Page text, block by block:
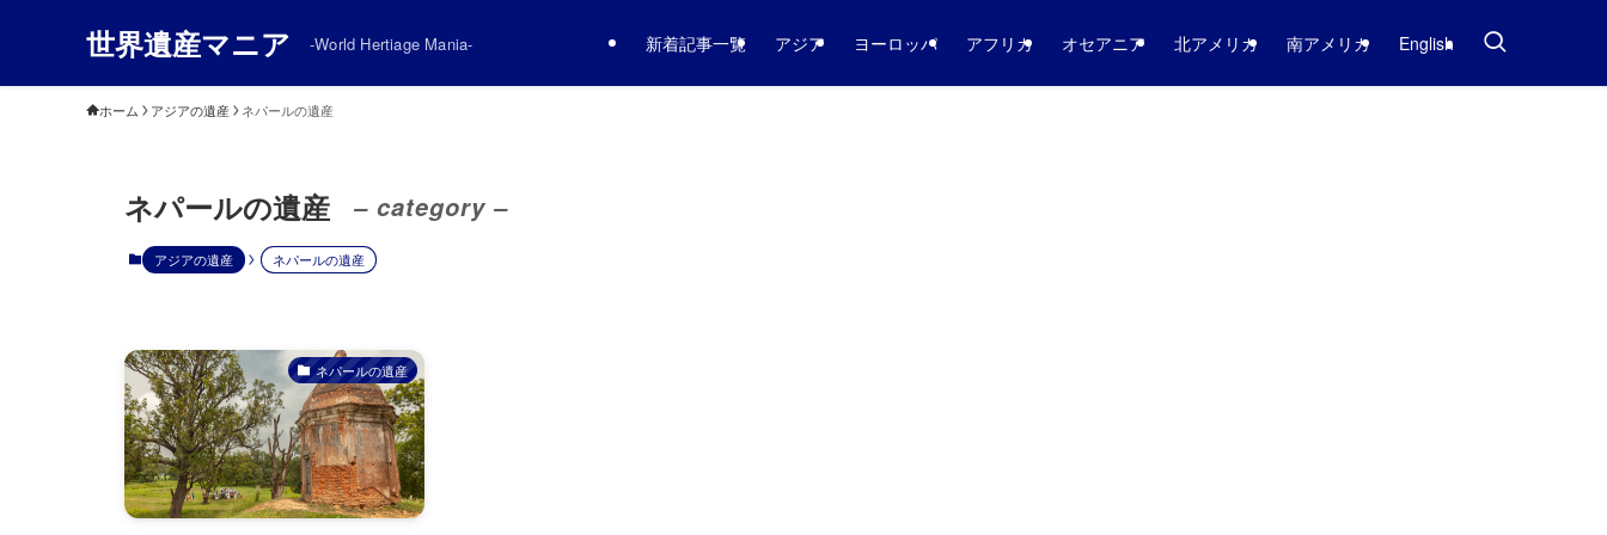
世界遺産マニア -World Hertiage Mania- 新着記事一覧 アジア ヨーロッパ アフリカ オセアニア 北アメリカ 南アメリカ English
ホーム アジアの遺産 ネパールの遺産
ネパールの遺産 – category –
アジアの遺産 ネパールの遺産
ネパールの遺産